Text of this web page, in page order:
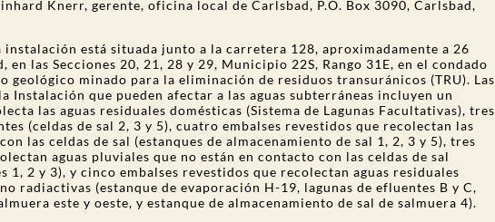
Knerr, gerente, oficina local de Carlsbad, P.O. Box 3090, Carlsbad,
instalación está situada junto a la carretera 128, aproximadamente a 26
en las Secciones 20, 21, 28 y 29, Municipio 22S, Rango 31E, en el condado
geológico minado para la eliminación de residuos transuránicos (TRU). Las
Instalación que pueden afectar a las aguas subterráneas incluyen un
las aguas residuales domésticas (Sistema de Lagunas Facultativas), tres
(celdas de sal 2, 3 y 5), cuatro embalses revestidos que recolectan las
las celdas de sal (estanques de almacenamiento de sal 1, 2, 3 y 5), tres
aguas pluviales que no están en contacto con las celdas de sal
1, 2 y 3), y cinco embalses revestidos que recolectan aguas residuales
radiactivas (estanque de evaporación H-19, lagunas de efluentes B y C,
este y oeste, y estanque de almacenamiento de sal de salmuera 4).